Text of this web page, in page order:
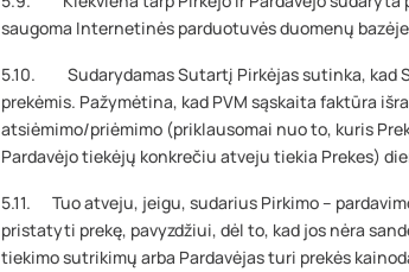
saugoma Internetinės parduotuvės duomenų
5.10. Sudarydamas Sutartį Pirkėjas sutinka, kad
prekėmis. Pažymėtina, kad PVM sąskaita faktūra
atsiėmimo/priėmimo (priklausomai nuo to, kuris
Pardavėjo tiekėjų konkrečiu atveju tiekia Prekes)
5.11. Tuo atveju, jeigu, sudarius Pirkimo –
pristatyti prekę, pavyzdžiui, dėl to, kad jos nėra
tiekimo sutrikimų arba Pardavėjas turi prekės